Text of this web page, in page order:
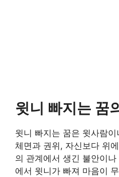
윗니 빠지는 꿈
윗니 빠지는 꿈은 윗사람
체면과 권위, 자신보다 위
의 관계에서 생긴 불안이
에서 윗니가 빠져 마음이